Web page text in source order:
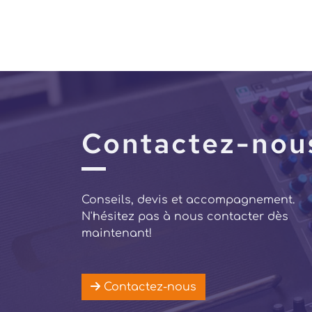
Contactez-
Conseils, devis et accompagnement.
N'hésitez pas à nous contacter dès
maintenant!
Contactez-nous